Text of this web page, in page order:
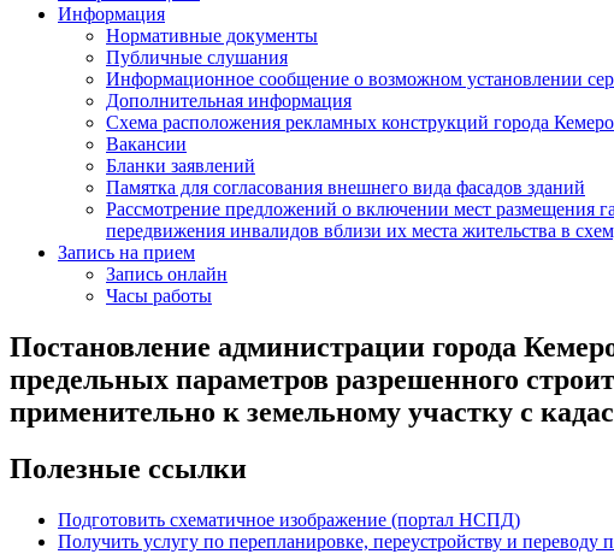
Информация
Нормативные документы
Публичные слушания
Информационное сообщение о возможном установлении
Дополнительная информация
Схема расположения рекламных конструкций города
Вакансии
Бланки заявлений
Памятка для согласования внешнего вида фасадов зданий
Рассмотрение предложений о включении мест размещения
передвижения инвалидов вблизи их места жительства в
Запись на прием
Запись онлайн
Часы работы
Постановление администрации города
предельных параметров разрешенного
применительно к земельному участку с
Полезные ссылки
Подготовить схематичное изображение (портал НСПД)
Получить услугу по перепланировке, переустройству и переводу